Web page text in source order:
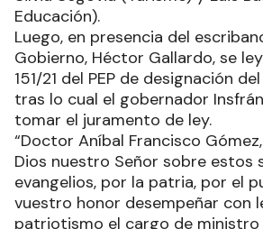
Educación).
Luego, en presencia del
Gobierno, Héctor Gallardo, se
151/21 del PEP de designación
tras lo cual el gobernador
tomar el juramento de ley.
“Doctor Aníbal Francisco
Dios nuestro Señor sobre estos
evangelios, por la patria, por el
vuestro honor desempeñar con
patriotismo el cargo de ministro